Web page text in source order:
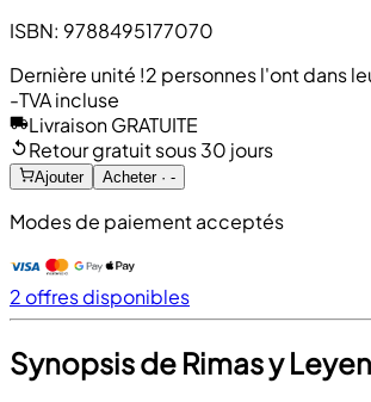
ISBN: 9788495177070
Dernière unité !2 personnes l'ont dans
-TVA incluse
Livraison GRATUITE
Retour gratuit sous 30 jours
Ajouter Acheter · -
Modes de paiement acceptés
2 offres disponibles
Synopsis de Rimas y